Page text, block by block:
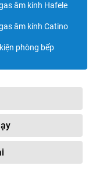
âm kính Hafele
âm kính Catino
phòng bếp